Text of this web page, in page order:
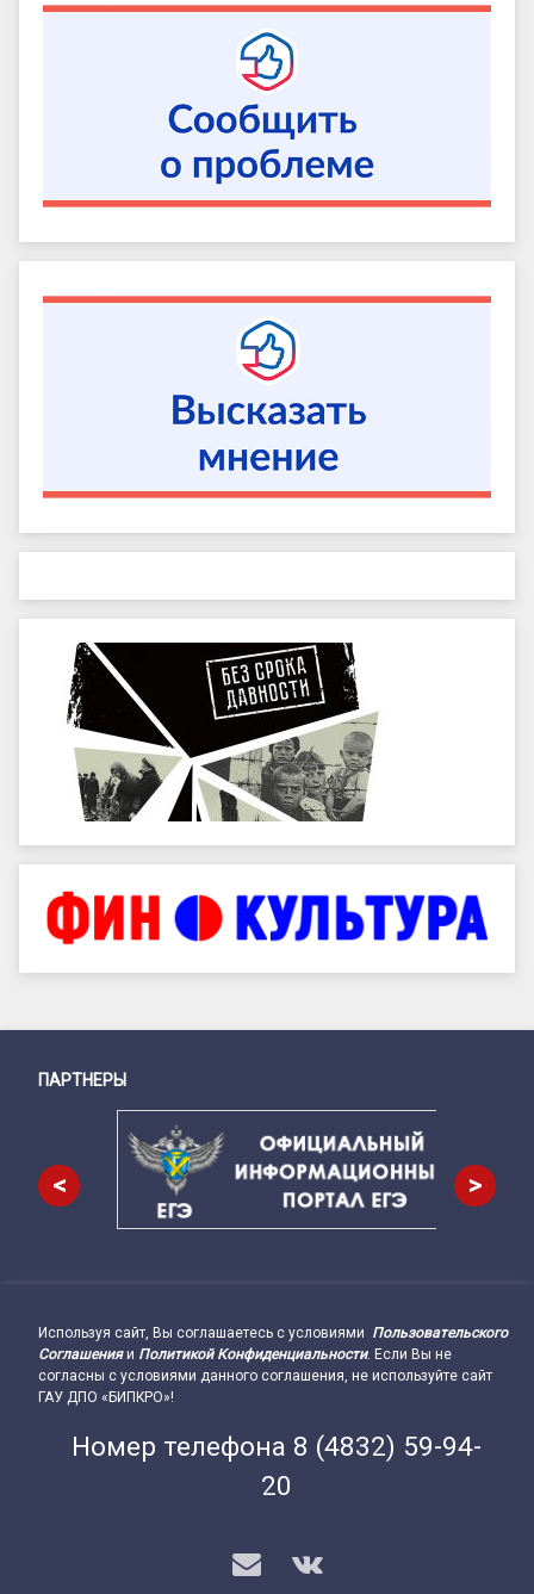
Снизу
ПАРТНЕРЫ
< >
Подвал сайта → влево
Используя сайт, Вы соглашаетесь с условиями Пользовательского
Соглашенияи Политикой Конфиденциальности. Если Вы не
согласны с условиями данного соглашения, не используйте сайт
ГАУ ДПО «БИПКРО»!
Номер телефона 8 (4832) 59-94-
20
E-mail
VK